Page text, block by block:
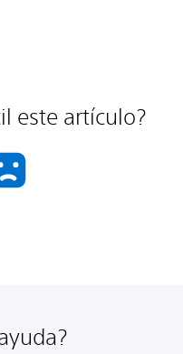
este artículo?